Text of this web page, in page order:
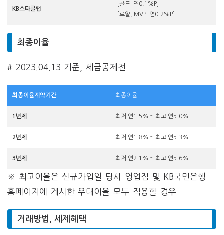
KB스타클럽
[골드: 연0.1%P]
[로얄, MVP: 연0.2%P]
최종이율
# 2023.04.13 기준, 세금공제전
최종이율계약기간 최종이율
1년제 최저 연1.5% ~ 최고 연5.0%
2년제 최저 연1.8% ~ 최고 연5.3%
3년제 최저 연2.1% ~ 최고 연5.6%
※ 최고이율은 신규가입일 당시 영업점 및 KB국민은행
홈페이지에 게시한 우대이율 모두 적용할 경우
거래방법, 세제혜택